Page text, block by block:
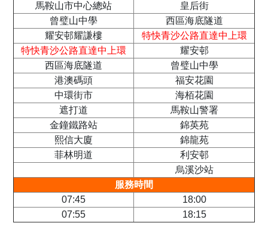
馬鞍山市中心總站
皇后街
曾璧山中學
西區海底隧道
耀安邨耀謙樓
特快青沙公路直達中上環
特快青沙公路直達中上環
耀安邨
西區海底隧道
曾璧山中學
港澳碼頭
福安花園
中環街市
海栢花園
遮打道
馬鞍山警署
金鐘鐵路站
錦英苑
熙信大廈
錦龍苑
菲林明道
利安邨
烏溪沙站
服務時間
07:45
18:00
07:55
18:15